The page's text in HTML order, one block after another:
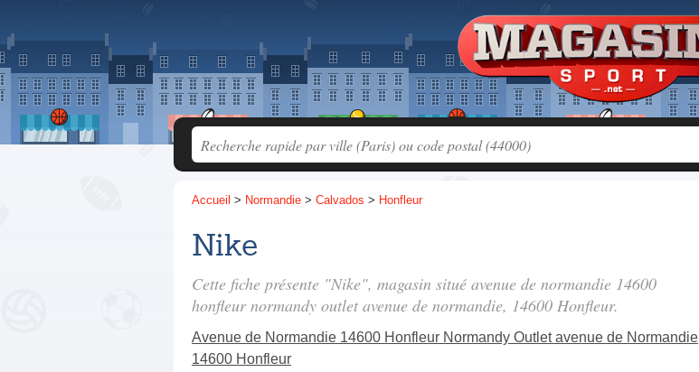
Accueil > Normandie > Calvados > Honfleur
Nike
Cette fiche présente "Nike", magasin situé avenue de normandie 14600
honfleur normandy outlet avenue de normandie, 14600 Honfleur.
Avenue de Normandie 14600 Honfleur Normandy Outlet avenue de Normandie
14600 Honfleur